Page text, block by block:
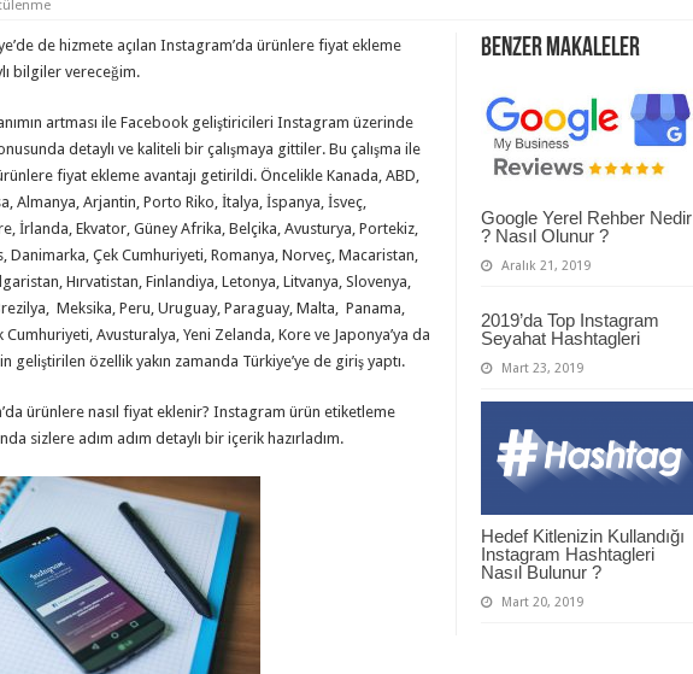
Benzer Makaleler
Google Yerel Rehber Nedir
? Nasıl Olunur ?
Aralık 21, 2019
2019’da Top Instagram
Seyahat Hashtagleri
Mart 23, 2019
Hedef Kitlenizin Kullandığı
Instagram Hashtagleri
Nasıl Bulunur ?
Mart 20, 2019
de hizmete açılan Instagram’da ürünlere fiyat ekleme
bilgiler vereceğim.
artması ile Facebook geliştiricileri Instagram üzerinde
detaylı ve kaliteli bir çalışmaya gittiler. Bu çalışma ile
fiyat ekleme avantajı getirildi. Öncelikle Kanada, ABD,
Almanya, Arjantin, Porto Riko, İtalya, İspanya, İsveç,
İrlanda, Ekvator, Güney Afrika, Belçika, Avusturya, Portekiz,
Danimarka, Çek Cumhuriyeti, Romanya, Norveç, Macaristan,
Hırvatistan, Finlandiya, Letonya, Litvanya, Slovenya,
Meksika, Peru, Uruguay, Paraguay, Malta, Panama,
Avusturalya, Yeni Zelanda, Kore ve Japonya’ya da
geliştirilen özellik yakın zamanda Türkiye’ye de giriş yaptı.
ürünlere nasıl fiyat eklenir? Instagram ürün etiketleme
sizlere adım adım detaylı bir içerik hazırladım.